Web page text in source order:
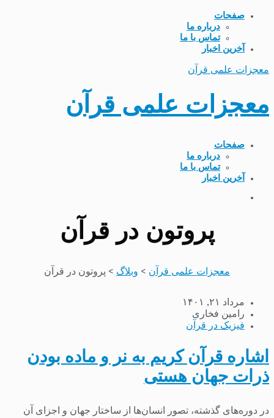
صفحات
درباره ما
تماس با ما
آخرین اخبار
معجزات علمی قرآن
معجزات علمی قرآن
صفحات
درباره ما
تماس با ما
آخرین اخبار
پروتون در قرآن
معجزات علمی قرآن > وبلاگ > پروتون در قرآن
مرداد ۲۱, ۱۴۰۱
رامین فخاری
فیزیک در قرآن
اشاره قرآن کریم به نر و ماده بودن
ذرات جهان هستی
در دوره‌های گذشته، تصور انسان‌ها از ساختار جهان و اجزای آن